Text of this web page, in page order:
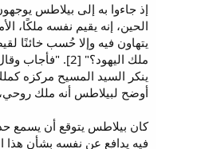
إذ جاءوا به إلى بيلاطس
الحين، إنه يقيم نفسه ملكًا،
يتهاون فيه وإلا حُسب خائنًا
ينكر السيد المسيح مركزه
أوضح لبيلاطس أنه ملك
كان بيلاطس يتوقع أن يسمع
فيه يدافع عن نفسه بشأن هذا